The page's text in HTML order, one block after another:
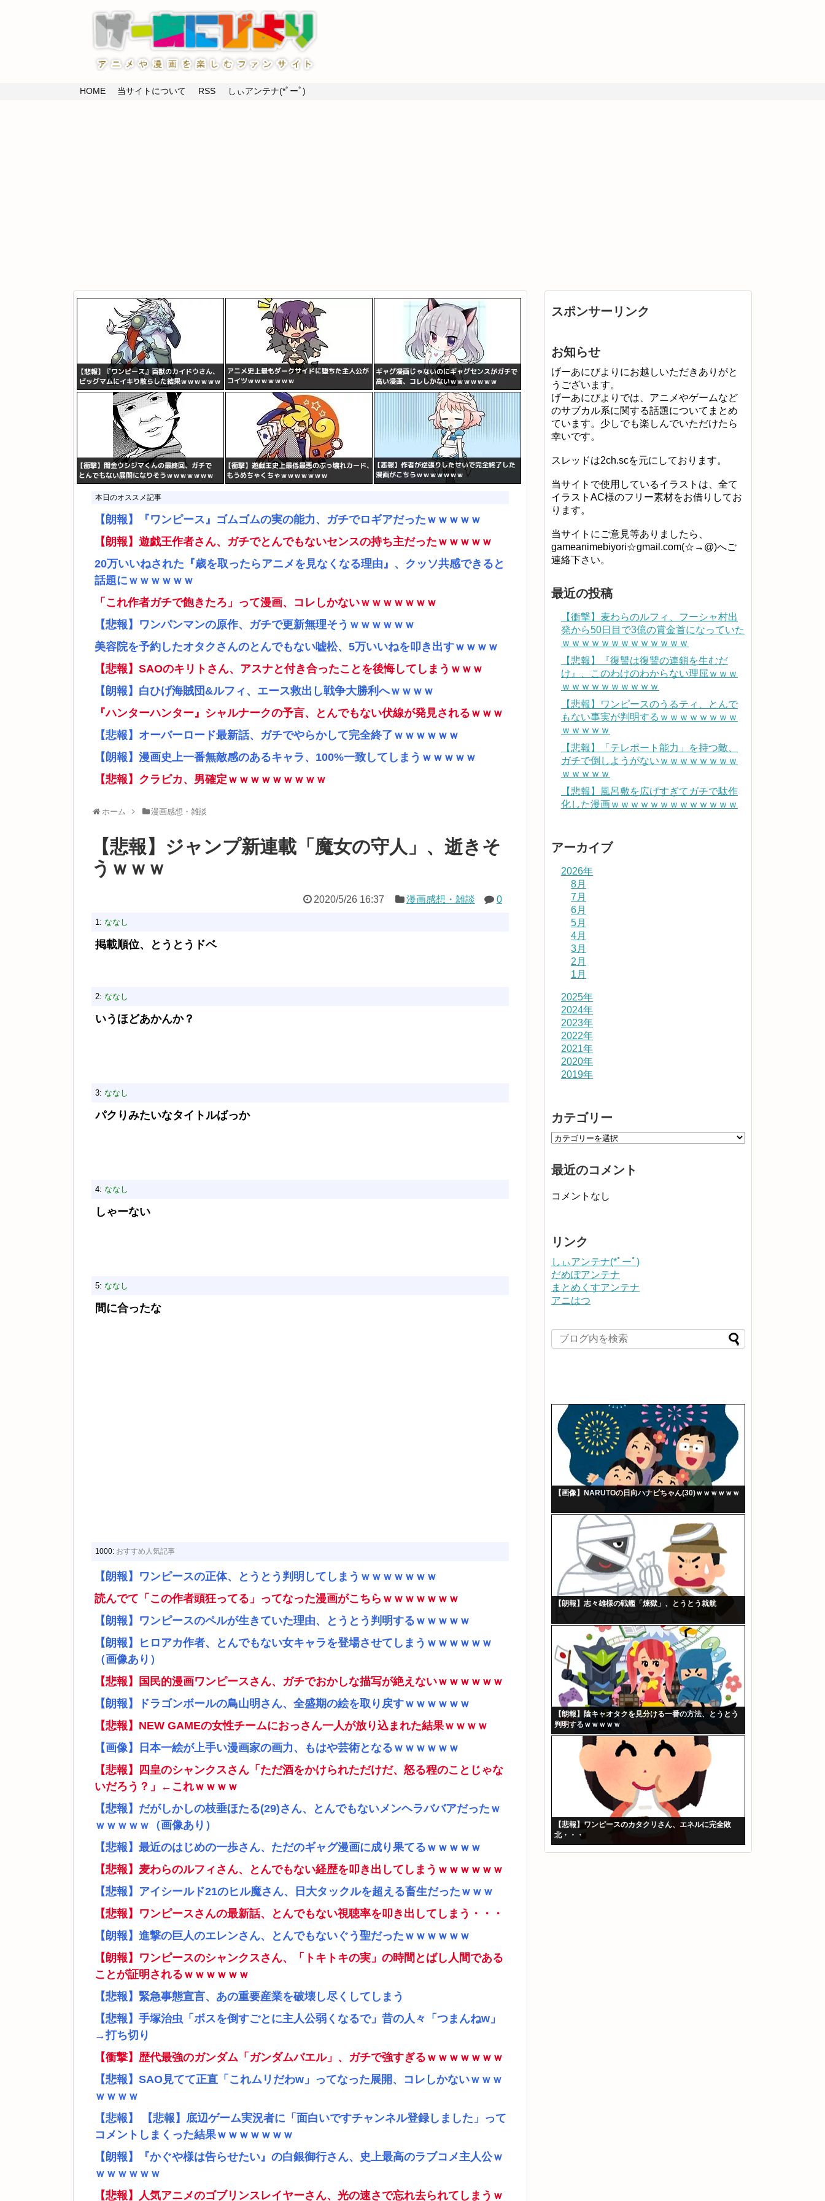
HOME 当サイトについて RSS しぃアンテナ(*ﾟーﾟ)
本日のオススメ記事
【朗報】『ワンピース』ゴムゴムの実の能力、ガチでロギアだったｗｗｗｗｗ
【朗報】遊戯王作者さん、ガチでとんでもないセンスの持ち主だったｗｗｗｗｗ
20万いいねされた『歳を取ったらアニメを見なくなる理由』、クッソ共感できると
話題にｗｗｗｗｗｗ
「これ作者ガチで飽きたろ」って漫画、コレしかないｗｗｗｗｗｗｗ
【悲報】ワンパンマンの原作、ガチで更新無理そうｗｗｗｗｗｗ
美容院を予約したオタクさんのとんでもない嘘松、5万いいねを叩き出すｗｗｗｗ
【悲報】SAOのキリトさん、アスナと付き合ったことを後悔してしまうｗｗｗ
【朗報】白ひげ海賊団&ルフィ、エース救出し戦争大勝利へｗｗｗｗ
『ハンターハンター』シャルナークの予言、とんでもない伏線が発見されるｗｗｗ
【悲報】オーバーロード最新話、ガチでやらかして完全終了ｗｗｗｗｗｗ
【朗報】漫画史上一番無敵感のあるキャラ、100%一致してしまうｗｗｗｗｗ
【悲報】クラピカ、男確定ｗｗｗｗｗｗｗｗｗ
ホーム 漫画感想・雑談
【悲報】ジャンプ新連載「魔女の守人」、逝きそ
うｗｗｗ
2020/5/26 16:37 漫画感想・雑談 0
1: ななし
掲載順位、とうとうドベ
2: ななし
いうほどあかんか？
3: ななし
パクりみたいなタイトルばっか
4: ななし
しゃーない
5: ななし
間に合ったな
1000: おすすめ人気記事
【朗報】ワンピースの正体、とうとう判明してしまうｗｗｗｗｗｗｗ
読んでて「この作者頭狂ってる」ってなった漫画がこちらｗｗｗｗｗｗｗ
【朗報】ワンピースのペルが生きていた理由、とうとう判明するｗｗｗｗｗ
【朗報】ヒロアカ作者、とんでもない女キャラを登場させてしまうｗｗｗｗｗｗ
（画像あり）
【悲報】国民的漫画ワンピースさん、ガチでおかしな描写が絶えないｗｗｗｗｗｗ
【朗報】ドラゴンボールの鳥山明さん、全盛期の絵を取り戻すｗｗｗｗｗｗ
【悲報】NEW GAMEの女性チームにおっさん一人が放り込まれた結果ｗｗｗｗ
【画像】日本一絵が上手い漫画家の画力、もはや芸術となるｗｗｗｗｗｗ
【悲報】四皇のシャンクスさん「ただ酒をかけられただけだ、怒る程のことじゃな
いだろう？」←これｗｗｗｗ
【悲報】だがしかしの枝垂ほたる(29)さん、とんでもないメンヘラババアだったｗ
ｗｗｗｗｗ（画像あり）
【悲報】最近のはじめの一歩さん、ただのギャグ漫画に成り果てるｗｗｗｗｗ
【悲報】麦わらのルフィさん、とんでもない経歴を叩き出してしまうｗｗｗｗｗｗ
【悲報】アイシールド21のヒル魔さん、日大タックルを超える畜生だったｗｗｗ
【悲報】ワンピースさんの最新話、とんでもない視聴率を叩き出してしまう・・・
【朗報】進撃の巨人のエレンさん、とんでもないぐう聖だったｗｗｗｗｗｗ
【朗報】ワンピースのシャンクスさん、「トキトキの実」の時間とばし人間である
ことが証明されるｗｗｗｗｗｗ
【悲報】緊急事態宣言、あの重要産業を破壊し尽くしてしまう
【悲報】手塚治虫「ボスを倒すごとに主人公弱くなるで」昔の人々「つまんねw」
→打ち切り
【衝撃】歴代最強のガンダム「ガンダムバエル」、ガチで強すぎるｗｗｗｗｗｗｗ
【悲報】SAO見てて正直「これムリだわw」ってなった展開、コレしかないｗｗｗ
ｗｗｗｗ
【悲報】 【悲報】底辺ゲーム実況者に「面白いですチャンネル登録しました」って
コメントしまくった結果ｗｗｗｗｗｗｗ
【朗報】『かぐや様は告らせたい』の白銀御行さん、史上最高のラブコメ主人公ｗ
ｗｗｗｗｗｗ
【悲報】人気アニメのゴブリンスレイヤーさん、光の速さで忘れ去られてしまうｗ
スポンサーリンク
お知らせ
げーあにびよりにお越しいただきありがと
うございます。
げーあにびよりでは、アニメやゲームなど
のサブカル系に関する話題についてまとめ
ています。少しでも楽しんでいただけたら
幸いです。
スレッドは2ch.scを元にしております。
当サイトで使用しているイラストは、全て
イラストAC様のフリー素材をお借りしてお
ります。
当サイトにご意見等ありましたら、
gameanimebiyori☆gmail.com(☆→@)へご
連絡下さい。
最近の投稿
【衝撃】麦わらのルフィ、フーシャ村出
発から50日目で3億の賞金首になっていた
ｗｗｗｗｗｗｗｗｗｗｗｗｗ
【悲報】『復讐は復讐の連鎖を生むだ
け』、このわけのわからない理屈ｗｗｗ
ｗｗｗｗｗｗｗｗｗｗ
【悲報】ワンピースのうるティ、とんで
もない事実が判明するｗｗｗｗｗｗｗｗ
ｗｗｗｗｗ
【悲報】「テレポート能力」を持つ敵、
ガチで倒しようがないｗｗｗｗｗｗｗｗ
ｗｗｗｗｗ
【悲報】風呂敷を広げすぎてガチで駄作
化した漫画ｗｗｗｗｗｗｗｗｗｗｗｗｗ
アーカイブ
2026年
8月
7月
6月
5月
4月
3月
2月
1月
2025年
2024年
2023年
2022年
2021年
2020年
2019年
カテゴリー
最近のコメント
コメントなし
リンク
しぃアンテナ(*ﾟーﾟ)
だめぽアンテナ
まとめくすアンテナ
アニはつ
【画像】NARUTOの日向ハナビちゃん(30)ｗｗｗｗｗｗ
【朗報】志々雄様の戦艦「煉獄」、とうとう就航
【朗報】陰キャオタクを見分ける一番の方法、とうとう
判明するｗｗｗｗｗ
【悲報】ワンピースのカタクリさん、エネルに完全敗
北・・・